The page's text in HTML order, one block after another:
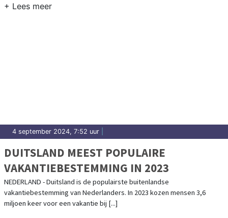
4 september 2024, 7:52 uur
DUITSLAND MEEST POPULAIRE
VAKANTIEBESTEMMING IN 2023
NEDERLAND - Duitsland is de populairste buitenlandse
vakantiebestemming van Nederlanders. In 2023 kozen mensen 3,6
miljoen keer voor een vakantie bij [...]